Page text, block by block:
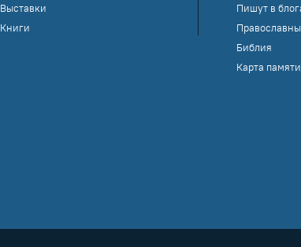
Выставки
Книги
Пишут в
Библия
Карта памяти